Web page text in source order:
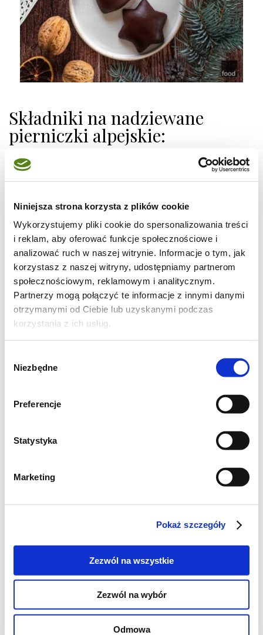
Niniejsza strona korzysta z plików cookie
Wykorzystujemy pliki cookie do spersonalizowania treści
i reklam, aby oferować funkcje społecznościowe i
analizować ruch w naszej witrynie. Informacje o tym, jak
korzystasz z naszej witryny, udostępniamy partnerom
społecznościowym, reklamowym i analitycznym.
Partnerzy mogą połączyć te informacje z innymi danymi
otrzymanymi od Ciebie lub uzyskanymi podczas
korzystania z ich usług.
zgody
Niezbędne
Preferencje
Statystyka
Marketing
Pokaż szczegóły
Zezwól na wszystkie
Zezwól na wybór
Odmowa
Składniki na nadziewane
pierniczki alpejskie:
Ciasto na pierniczki:
200 g miodu
125 g masła
150 g cukru
2 całe jajka (rozmiar L)
100 ml kwaśnej śmietany 18%
40 g przyprawy korzennej do piernika*
10 g sody oczyszczonej (2 płaskie
łyżeczki)
ok. 250 g gęstych powideł śliwkowych
50 ml oleju (rzepakowego,
Jak przygotować nadziewane
pierniczki alpejskie?